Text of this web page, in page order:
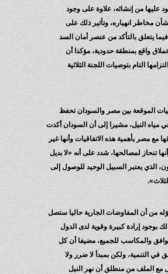
عليها من إنشائه، علاوة على وجود
مخاطر انهياره، وتأثير ذلك على
يتعلق بالتأكد من عنصر أمان السد
واقع بمنطقة حدودية، مؤكدا أن
التام بتوصيات اللجنة الثلاثية
الموقعة بين مصر والسودان تحفظ
مياه النيل، مشيرا إلى أن السودان أكدت
مع مصر بأهمية هذه الاتفاقيات وأنها غير
تنحاز لمصالحها، شدد على أنه «لا بديل
الذي يعتبر السبيل الوحيد للوصول إلى
من أن المفاوضات الجارية حاليا ستصل
بوجود إرادة كبيرة وقوية لدى الدول
والمكاسب للجميع، مضيفا أن كل
في التنمية، ولكن بمبدأ لا ضرر ولا
مع الملف من منطلق أن نهر النيل